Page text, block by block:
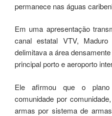
permanece nas águas
Em uma apresentação
canal estatal VTV,
delimitava a área
principal porto e aeroporto
Ele afirmou que o plano
comunidade por
armas por sistema de